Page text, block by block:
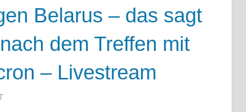
Belarus – das sagt
dem Treffen mit
– Livestream